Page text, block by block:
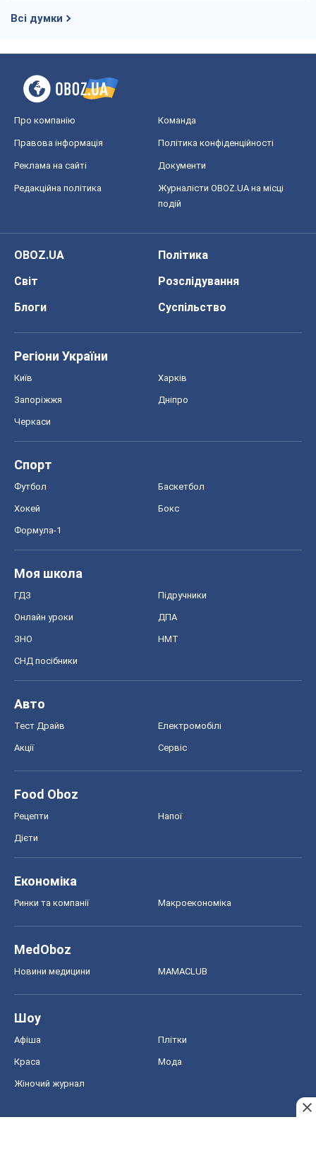
Всі думки
Про компанію Команда
Правова інформація Політика конфіденційності
Реклама на сайті Документи
Редакційна політика
Журналісти OBOZ.UA на місці
подій
OBOZ.UA
Політика
Світ
Розслідування
Блоги
Суспільство
Регіони України
Київ Харків
Запоріжжя Дніпро
Черкаси
Спорт
Футбол Баскетбол
Хокей Бокс
Формула-1
Моя школа
ГДЗ Підручники
Онлайн уроки ДПА
ЗНО НМТ
СНД посібники
Авто
Тест Драйв Електромобілі
Акції Сервіс
Food Oboz
Рецепти Напої
Дієти
Економіка
Ринки та компанії Макроекономіка
MedOboz
Новини медицини MAMACLUB
Шоу
Афіша Плітки
Краса Мода
Жіночий журнал